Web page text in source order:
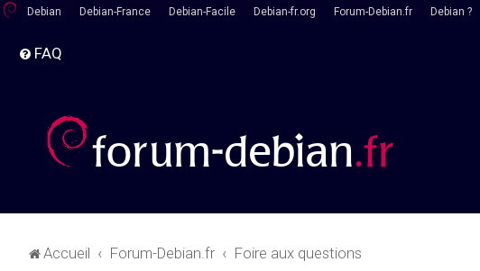
Debian Debian-France Debian-Facile Debian-fr.org Forum-Debian.fr Debian ?
FAQ
Accueil Forum-Debian.fr Foire aux questions